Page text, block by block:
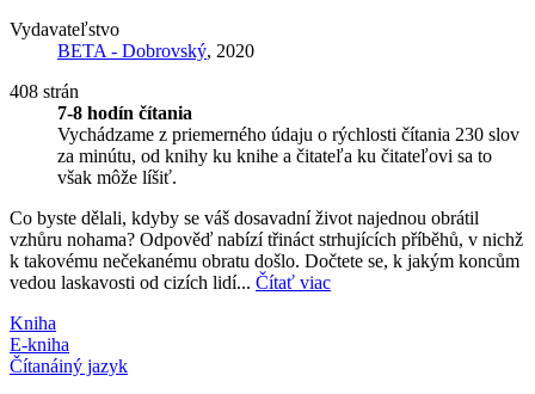
Vydavateľstvo
BETA - Dobrovský, 2020
408 strán
7-8 hodín čítania
Vychádzame z priemerného údaju o rýchlosti čítania 230 slov
za minútu, od knihy ku knihe a čitateľa ku čitateľovi sa to
však môže líšiť.
Co byste dělali, kdyby se váš dosavadní život najednou obrátil
vzhůru nohama? Odpověď nabízí třináct strhujících příběhů, v nichž
k takovému nečekanému obratu došlo. Dočtete se, k jakým koncům
vedou laskavosti od cizích lidí... Čítať viac
Kniha
E-kniha
Čítanáiný jazyk